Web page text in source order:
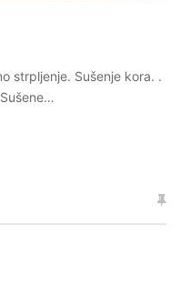
strpljenje. Sušenje kora. .